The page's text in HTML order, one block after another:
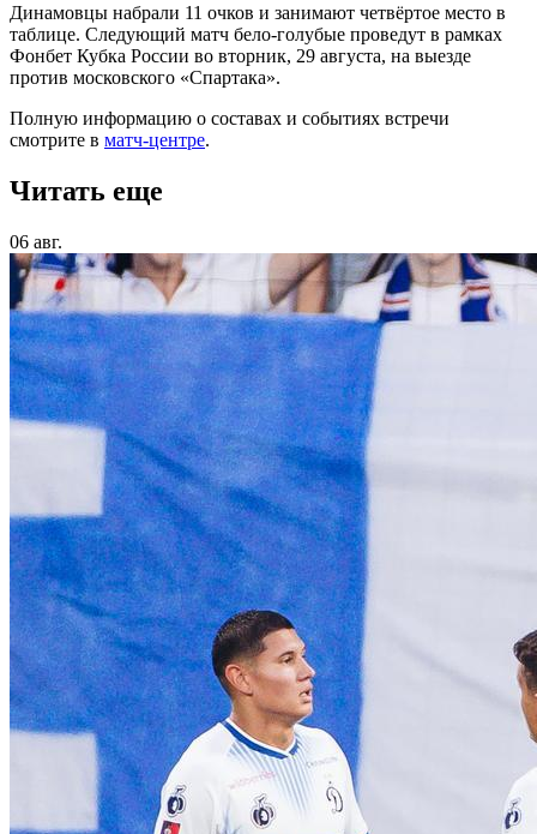
Динамовцы набрали 11 очков и занимают четвёртое место в
таблице. Следующий матч бело-голубые проведут в рамках
Фонбет Кубка России во вторник, 29 августа, на выезде
против московского «Спартака».
Полную информацию о составах и событиях встречи
смотрите в матч-центре.
Читать еще
06 авг.